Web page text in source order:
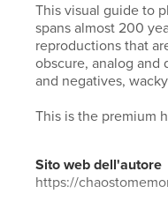
This visual guide to
spans almost 200
reproductions that
obscure, analog and
and negatives,
This is the premium
Sito web dell'autore
https://